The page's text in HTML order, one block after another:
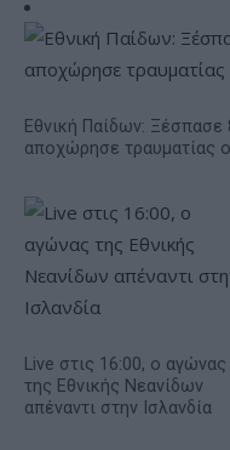
Εθνική Παίδων: Ξέσπασε
αποχώρησε τραυματίας
Live στις 16:00, ο αγώνας
της Εθνικής Νεανίδων
απέναντι στην Ισλανδία